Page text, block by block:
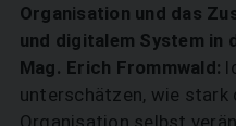
Organisation und das
und digitalem System in
Mag. Erich Frommwald:
unterschätzen, wie stark
Organisation selbst